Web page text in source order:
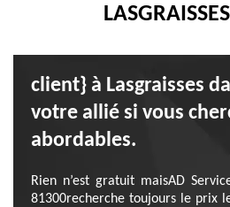
client} à Lasgraisses
votre allié si vous
abordables.
Rien n’est gratuit maisAD
81300recherche toujours le prix